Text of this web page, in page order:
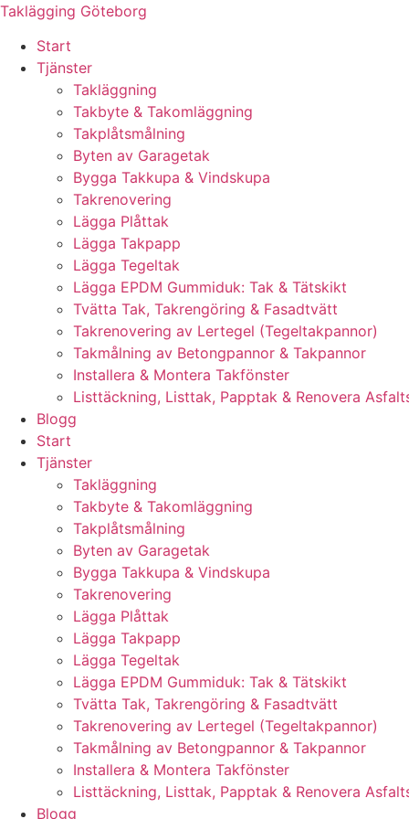
Skip
content
Taklägging Göteborg
Start
Tjänster
Takläggning
Takbyte & Takomläggning
Takplåtsmålning
Byten av Garagetak
Bygga Takkupa & Vindskupa
Takrenovering
Lägga Plåttak
Lägga Takpapp
Lägga Tegeltak
Lägga EPDM Gummiduk: Tak & Tätskikt
Tvätta Tak, Takrengöring & Fasadtvätt
Takrenovering av Lertegel (Tegeltakpannor)
Takmålning av Betongpannor & Takpannor
Installera & Montera Takfönster
Listtäckning, Listtak, Papptak & Renovera
Blogg
Start
Tjänster
Takläggning
Takbyte & Takomläggning
Takplåtsmålning
Byten av Garagetak
Bygga Takkupa & Vindskupa
Takrenovering
Lägga Plåttak
Lägga Takpapp
Lägga Tegeltak
Lägga EPDM Gummiduk: Tak & Tätskikt
Tvätta Tak, Takrengöring & Fasadtvätt
Takrenovering av Lertegel (Tegeltakpannor)
Takmålning av Betongpannor & Takpannor
Installera & Montera Takfönster
Listtäckning, Listtak, Papptak & Renovera
Blogg